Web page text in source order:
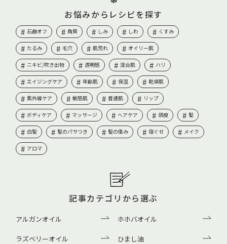
お悩みからレシピを探す
石鹸オフ 角質 しみ しわ くすみ
たるみ 毛穴 肌荒れ オイリー肌
ニキビ/吹き出物 透明感 混合肌 ハリ
エイジングケア 年齢肌 保湿 乾燥肌
紫外線ケア 敏感肌 普通肌 リップ
ボディケア マッサージ ヘアケア 頭皮 髪
白髪 髪のパサつき 髪の傷み 寝ぐせ メイク
アロマ
記事カテゴリから選ぶ
アルガンオイル ホホバオイル
ラズベリーオイル ひまし油